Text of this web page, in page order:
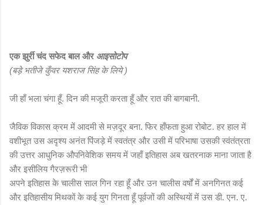
एक झुर्री चंद सफेद बाल और आइसोटोप
(बड़े भतीजे कुँवर यशराज सिंह के लिये )
जी हाँ भला चंगा हूँ. दिन की मजूरी करता हूँ और रात की बागबानी.
जैविक विकास क्रम में आदमी से मज़दूर बना. फिर हाँफता हुआ रोबोट. हर हाल में
वशीभूत उस अदृश्य अनंत पिंजड़े में स्वतंत्र और उसी में परिभाषा उसकी स्वंतंत्रता
की उत्तर आधुनिक औपनिवेशिक समय में जहाँ इतिहास अब खतरनाक माना जाता है
और इसीलिय गैरज़रूरी भी
अपने इतिहास के चालीस साल गिन रहा हूँ और उन चालीस वर्षों में अनगिनत कई
और इतिहासीय मिथकों के कई युग गिनता हूँ पूर्वजों की अस्थियों में उस डी. एन. ए.